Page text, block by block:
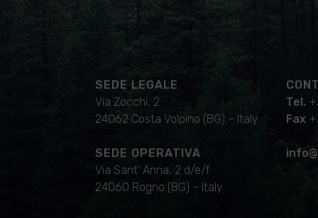
SEDE LEGALE
Via Zocchi, 2
24062 Costa Volpino (BG) – Italy
SEDE OPERATIVA
Via Sant’ Anna, 2 d/e/f
24060 Rogno (BG) – Italy
Tel.
Fax